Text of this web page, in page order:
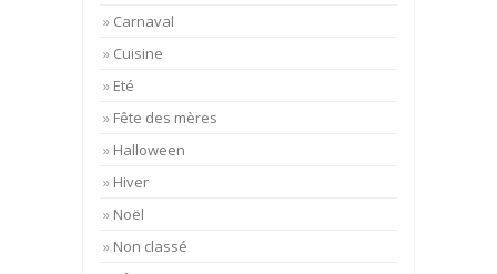
Carnaval
Cuisine
Eté
Fête des mères
Halloween
Hiver
Noël
Non classé